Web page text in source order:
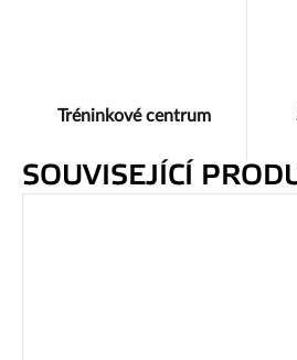
Tréninkové centrum
SOUVISEJÍCÍ